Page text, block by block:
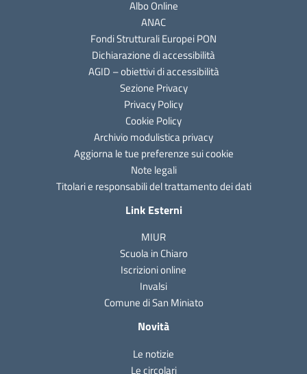
Albo Online
ANAC
Fondi Strutturali Europei PON
Dichiarazione di accessibilità
AGID – obiettivi di accessibilità
Sezione Privacy
Privacy Policy
Cookie Policy
Archivio modulistica privacy
Aggiorna le tue preferenze sui cookie
Note legali
Titolari e responsabili del trattamento dei dati
Link Esterni
MIUR
Scuola in Chiaro
Iscrizioni online
Invalsi
Comune di San Miniato
Novità
Le notizie
Le circolari